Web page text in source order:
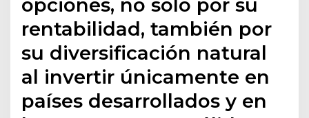
rentabilidad, también por
su diversificación natural
al invertir únicamente en
países desarrollados y en